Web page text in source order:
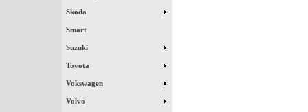
Skoda
Smart
Suzuki
Toyota
Vokswagen
Volvo